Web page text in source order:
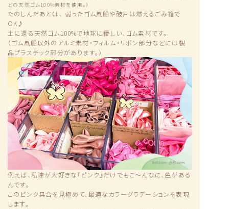
どの天然ゴム100%素材を使用。）
たのしんだあとは、 弱ったゴム風船や破片は燃えるごみ箱で
OK♪
土に還る天然ゴム100%で地球に優しい、ゴム素材です。
（ゴム風船以外のアルミ素材・フィルム・リポン部分などには製
品プラスチック部分があります。）
例えば、私達が大好きな『ピンク』だけでもこ〜んなに、色がある
んです。
このピンク具合を見極めて、最適なカラーグラデーションを表現
します。